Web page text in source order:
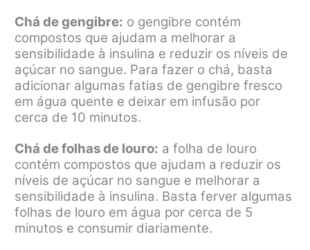
Chá de gengibre: o gengibre contém
compostos que ajudam a melhorar a
sensibilidade à insulina e reduzir os níveis de
açúcar no sangue. Para fazer o chá, basta
adicionar algumas fatias de gengibre fresco
em água quente e deixar em infusão por
cerca de 10 minutos.
Chá de folhas de louro: a folha de louro
contém compostos que ajudam a reduzir os
níveis de açúcar no sangue e melhorar a
sensibilidade à insulina. Basta ferver algumas
folhas de louro em água por cerca de 5
minutos e consumir diariamente.